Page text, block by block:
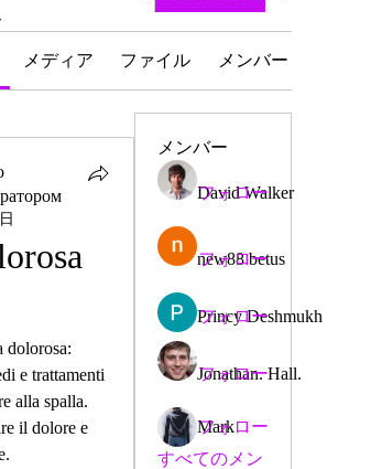
メディア ファイル メンバー
dolorosa:
e trattamenti
alla spalla.
il dolore e
メンバー
David Walker
フォロー
new88 betus
フォロー
Princy Deshmukh
フォロー
Jonathan. Hall.
フォロー
Mark
フォロー
すべてのメン